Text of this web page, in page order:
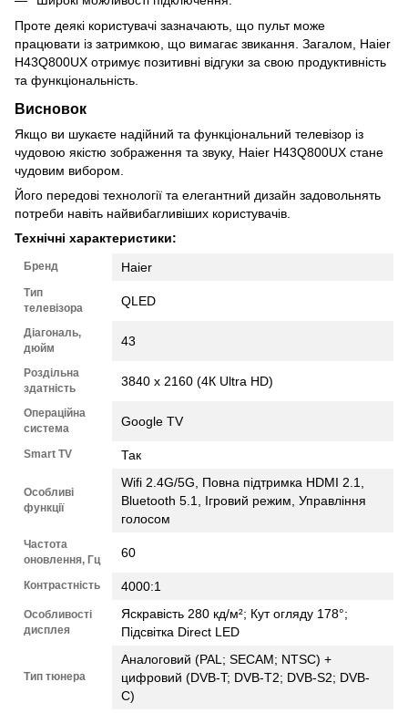
Проте деякі користувачі зазначають, що пульт може
працювати із затримкою, що вимагає звикання. Загалом, Haier
H43Q800UX отримує позитивні відгуки за свою продуктивність
та функціональність.
Висновок
Якщо ви шукаєте надійний та функціональний телевізор із
чудовою якістю зображення та звуку, Haier H43Q800UX стане
чудовим вибором.
Його передові технології та елегантний дизайн задовольнять
потреби навіть найвибагливіших користувачів.
Технічні характеристики:
Бренд Haier
Тип
телевізора
QLED
Діагональ,
дюйм
43
Роздільна
здатність
3840 х 2160 (4К Ultra HD)
Операційна
система
Google TV
Smart TV Так
Особливі
функції
Wifi 2.4G/5G, Повна підтримка HDMI 2.1,
Bluetooth 5.1, Ігровий режим, Управління
голосом
Частота
оновлення, Гц
60
Контрастність 4000:1
Особливості
дисплея
Яскравість 280 кд/м²; Кут огляду 178°;
Підсвітка Direct LED
Тип тюнера
Аналоговий (PAL; SECAM; NTSC) +
цифровий (DVB-T; DVB-Т2; DVB-S2; DVB-
С)